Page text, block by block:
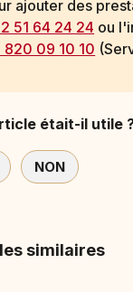
ajouter des
51 64 24 24 ou
820 09 10 10
était-il utile
NON
similaires